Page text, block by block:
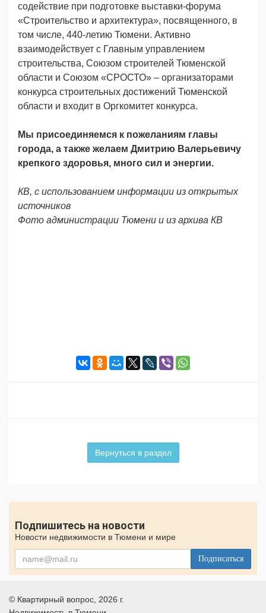
содействие при подготовке выставки-форума
«Строительство и архитектура», посвященного, в
том числе, 440-летию Тюмени. Активно
взаимодействует с Главным управлением
строительства, Союзом строителей Тюменской
области и Союзом «СРОСТО» – организаторами
конкурса строительных достижений Тюменской
области и входит в Оргкомитет конкурса.
Мы присоединяемся к пожеланиям главы
города, а также желаем Дмитрию Валерьевичу
крепкого здоровья, много сил и энергии.
КВ, с использованием информации из открытых
источников
Фото администрации Тюмени и из архива КВ
Вернуться в раздел
Подпишитесь на новости
Новости недвижимости в Тюмени и мире
Подписаться
© Квартирный вопрос , 2026 г.